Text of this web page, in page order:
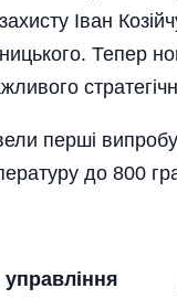
Іван
Тепер
перші
до 800
управління